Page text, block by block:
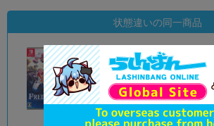
状態違いの同一商品
状態 : A
柏モディ店
在庫あり 2,079円 税込